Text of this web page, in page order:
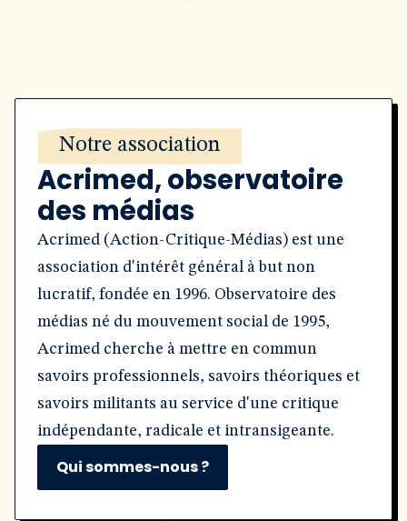
Notre association
Acrimed, observatoire
des médias
Acrimed (Action-Critique-Médias) est une
association d'intérêt général à but non
lucratif, fondée en 1996. Observatoire des
médias né du mouvement social de 1995,
Acrimed cherche à mettre en commun
savoirs professionnels, savoirs théoriques et
savoirs militants au service d'une critique
indépendante, radicale et intransigeante.
Qui sommes-nous ?